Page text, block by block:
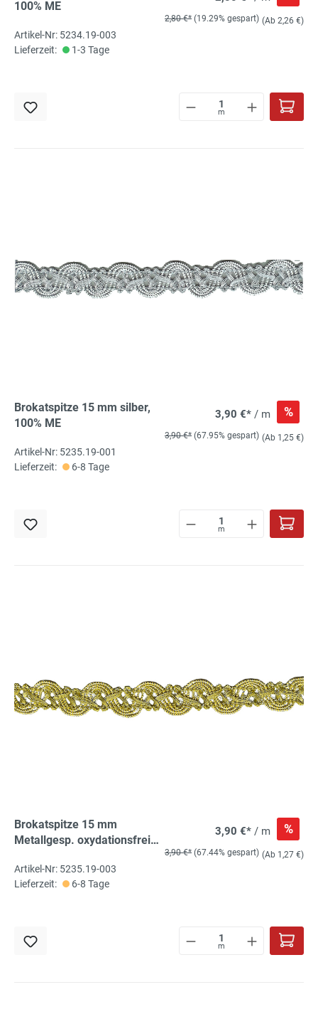
100% ME
2,80 €* (19.29% gespart) (Ab 2,26 €)
Artikel-Nr: 5234.19-003
Lieferzeit:
1-3 Tage
m
Brokatspitze 15 mm silber,
100% ME
3,90 €* / m %
3,90 €* (67.95% gespart) (Ab 1,25 €)
Artikel-Nr: 5235.19-001
Lieferzeit:
6-8 Tage
m
Brokatspitze 15 mm
Metallgesp. oxydationsfrei,
3,90 €* / m %
3,90 €* (67.44% gespart) (Ab 1,27 €)
Artikel-Nr: 5235.19-003
Lieferzeit:
6-8 Tage
m